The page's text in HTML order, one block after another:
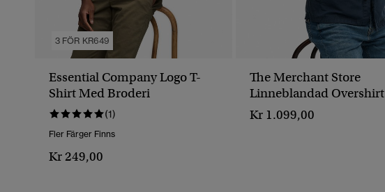
3 FÖR KR649
Essential Company Logo T-
Shirt Med Broderi
(1)
Fler Färger Finns
Kr 249,00
The Merchant Store
Linneblandad Overshirt
Kr 1.099,00